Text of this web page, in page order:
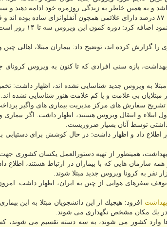
باشد و به همین خاطر به زندگی روزمره خود ادامه دهند و
تا كنون ۲۳ كشور این بیماری را گزارش كرده اند، توضیح داد: بیماران
مبتلا به ویروس جدید شناسایی نشده اند، اظهار داشت:
بی علامت و یا كم علامت هنوز شناسایی نشده اند.
تشریح سفارش های مركز مدیریت بیماری های واگیر
ابتلاء و انتقال ویروس هستند، اظهار داشت: اگر
توسط آنان بسیار ضروریست.
اطلاع داد و اظهار داشت: در حال كوشش برای
همینطور از تهیه دستورالعمل یكسان كشوری جهت
سازمان هایی كه با بیماران در ارتباط هستند،
افزود: هیچیك از این دانشجویان مبتلا به این
وارد كشور می شوند، به سه دسته تقسیم می شوند،